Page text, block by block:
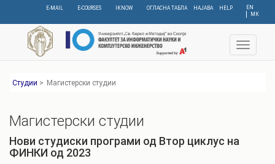
content
EN
МК
E-MAIL E-COURSES IKNOW ОГЛАСНА ТАБЛА НАЈАВА HELP
Toggle
Студии > Магистерски студии
Магистерски студии
Нови студиски програми од Втор циклус на
ФИНКИ од 2023